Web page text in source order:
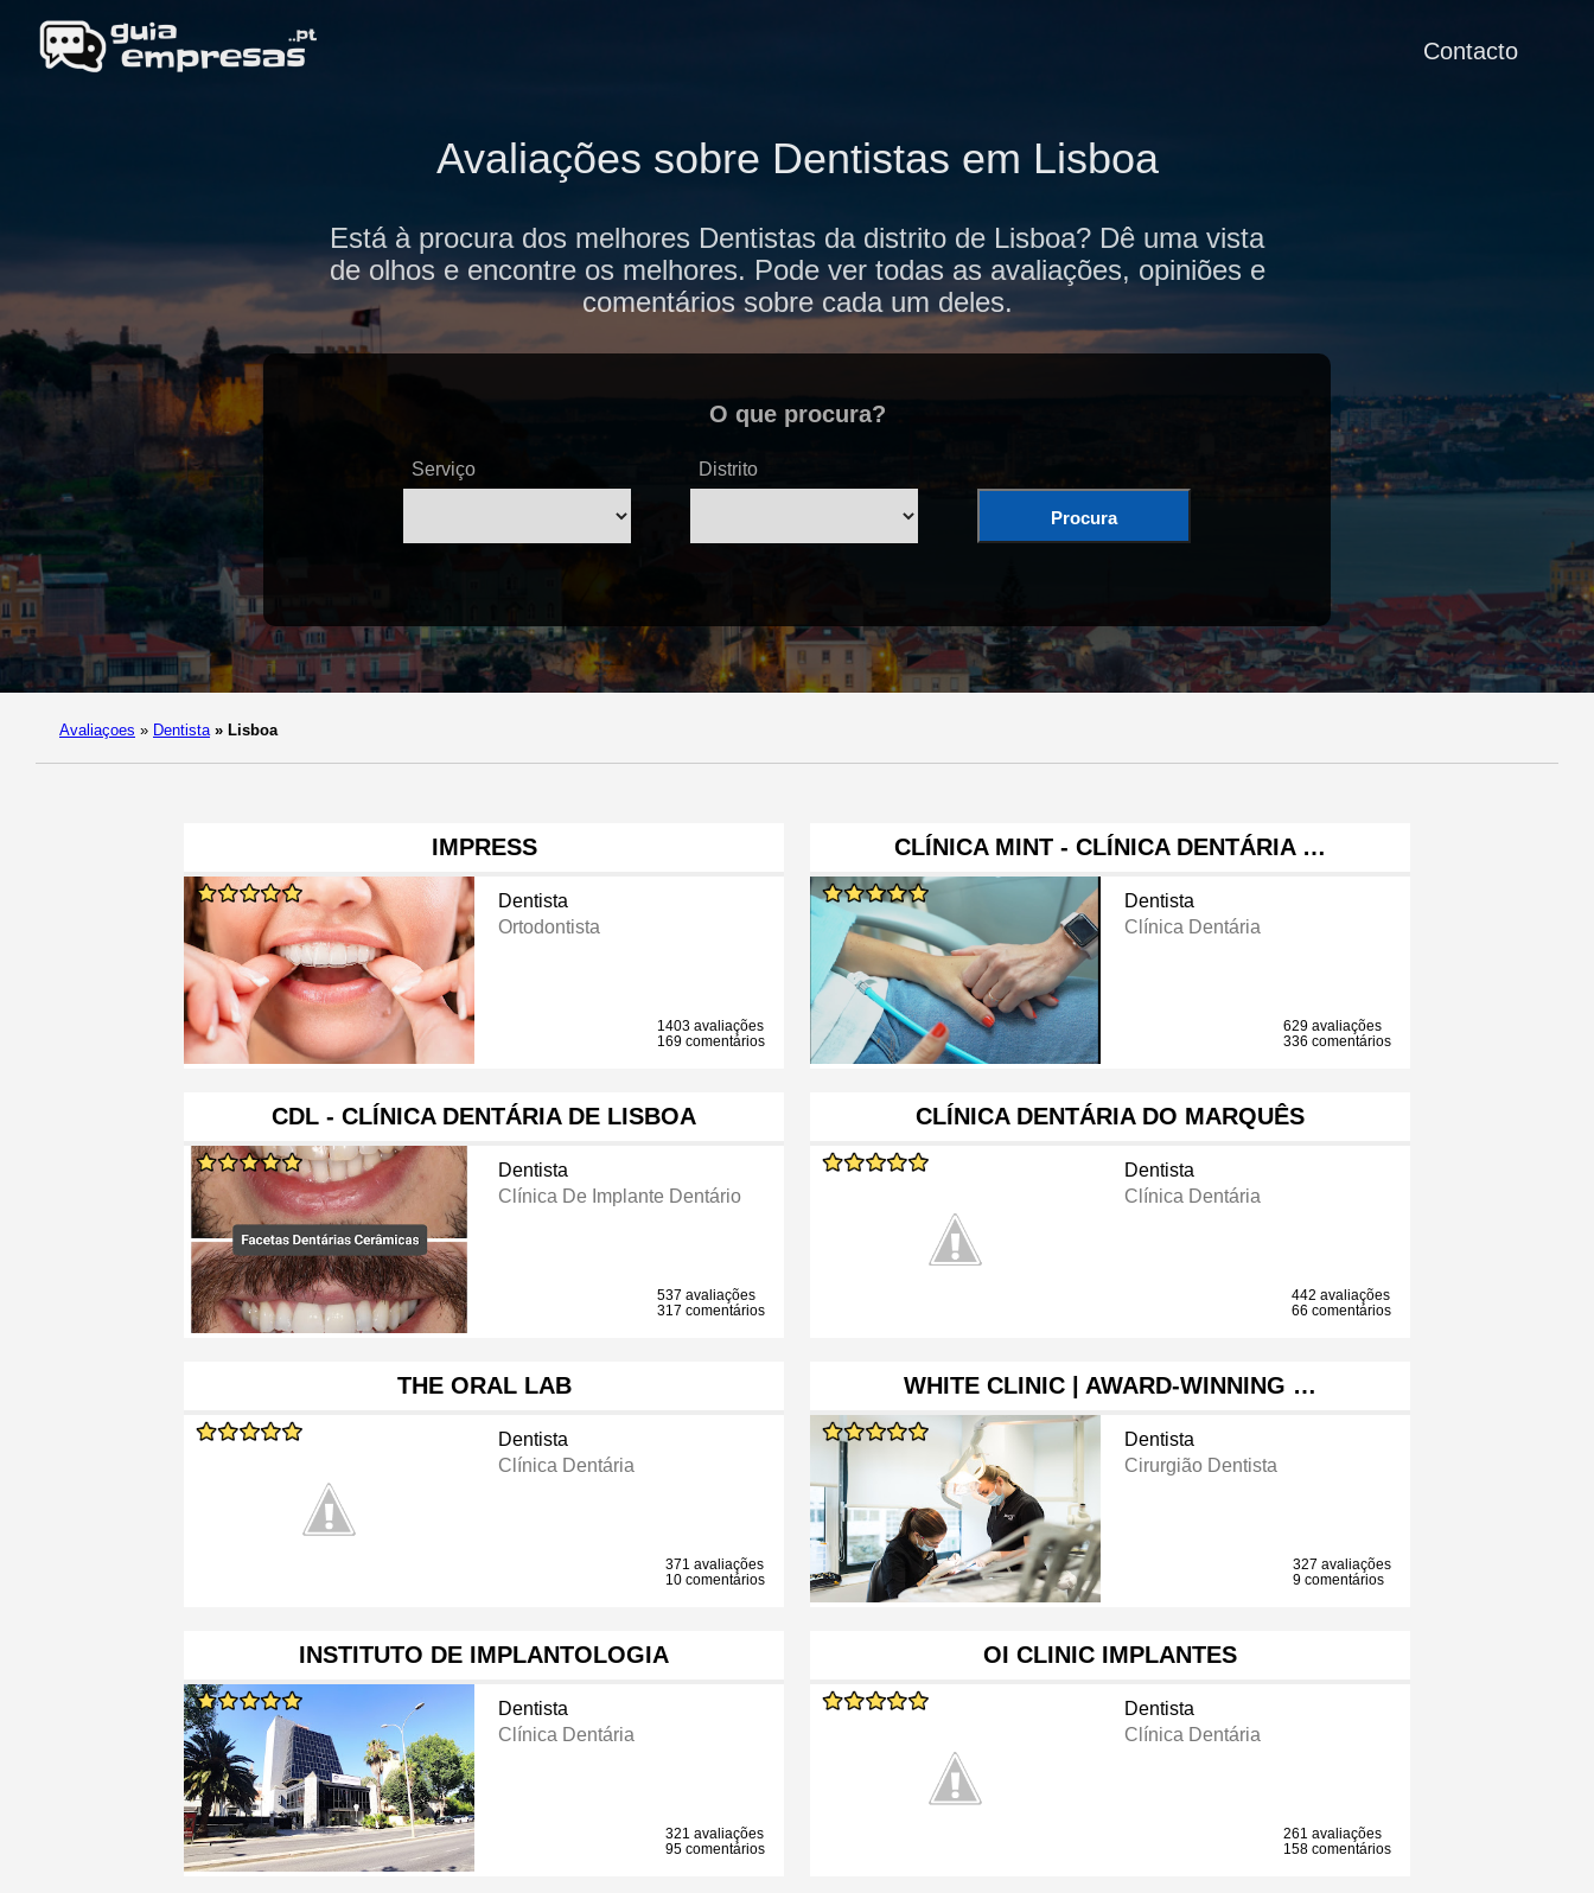
Contacto
Avaliações sobre Dentistas em Lisboa
Está à procura dos melhores Dentistas da distrito de Lisboa? Dê uma vista
de olhos e encontre os melhores. Pode ver todas as avaliações, opiniões e
comentários sobre cada um deles.
O que procura?
Serviço Distrito
Procura
Avaliaçoes » Dentista » Lisboa
IMPRESS
Dentista
Ortodontista
1403 avaliações
169 comentários
CLÍNICA MINT - CLÍNICA DENTÁRIA …
Dentista
Clínica Dentária
629 avaliações
336 comentários
CDL - CLÍNICA DENTÁRIA DE LISBOA
Dentista
Clínica De Implante Dentário
537 avaliações
317 comentários
CLÍNICA DENTÁRIA DO MARQUÊS
Dentista
Clínica Dentária
442 avaliações
66 comentários
THE ORAL LAB
Dentista
Clínica Dentária
371 avaliações
10 comentários
WHITE CLINIC | AWARD-WINNING …
Dentista
Cirurgião Dentista
327 avaliações
9 comentários
INSTITUTO DE IMPLANTOLOGIA
Dentista
Clínica Dentária
321 avaliações
95 comentários
OI CLINIC IMPLANTES
Dentista
Clínica Dentária
261 avaliações
158 comentários